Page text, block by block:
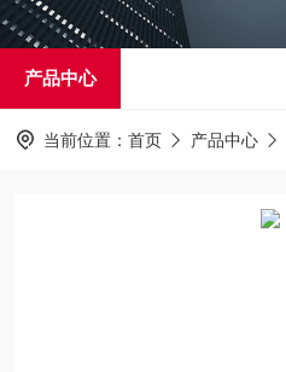
产品中心
当前位置： 首页 产品中心